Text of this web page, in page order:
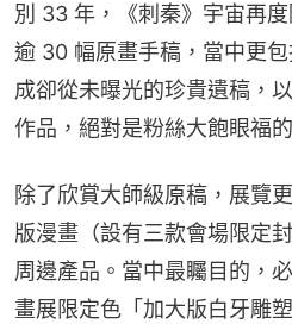
別 33 年，《刺秦》宇宙再
逾 30 幅原畫手稿，當中更
成卻從未曝光的珍貴遺稿，
作品，絕對是粉絲大飽眼福
除了欣賞大師級原稿，展覽
版漫畫（設有三款會場限定
周邊產品。當中最矚目的，
畫展限定色「加大版白牙雕